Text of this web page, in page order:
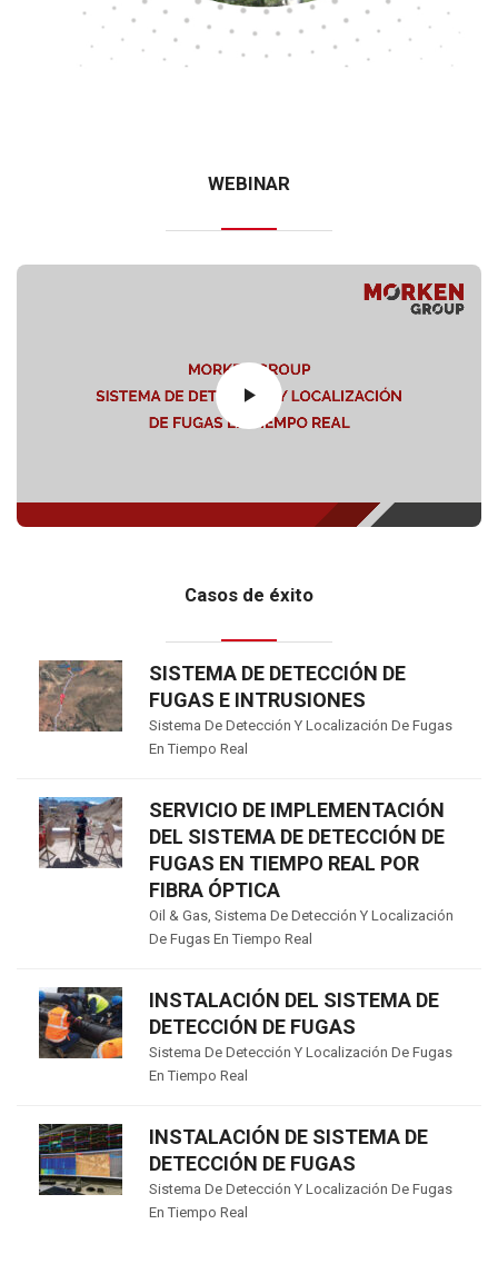
WEBINAR
Casos de éxito
SISTEMA DE DETECCIÓN DE
FUGAS E INTRUSIONES
Sistema De Detección Y Localización De Fugas
En Tiempo Real
SERVICIO DE IMPLEMENTACIÓN
DEL SISTEMA DE DETECCIÓN DE
FUGAS EN TIEMPO REAL POR
FIBRA ÓPTICA
Oil & Gas Sistema De Detección Y Localización
De Fugas En Tiempo Real
INSTALACIÓN DEL SISTEMA DE
DETECCIÓN DE FUGAS
Sistema De Detección Y Localización De Fugas
En Tiempo Real
INSTALACIÓN DE SISTEMA DE
DETECCIÓN DE FUGAS
Sistema De Detección Y Localización De Fugas
En Tiempo Real